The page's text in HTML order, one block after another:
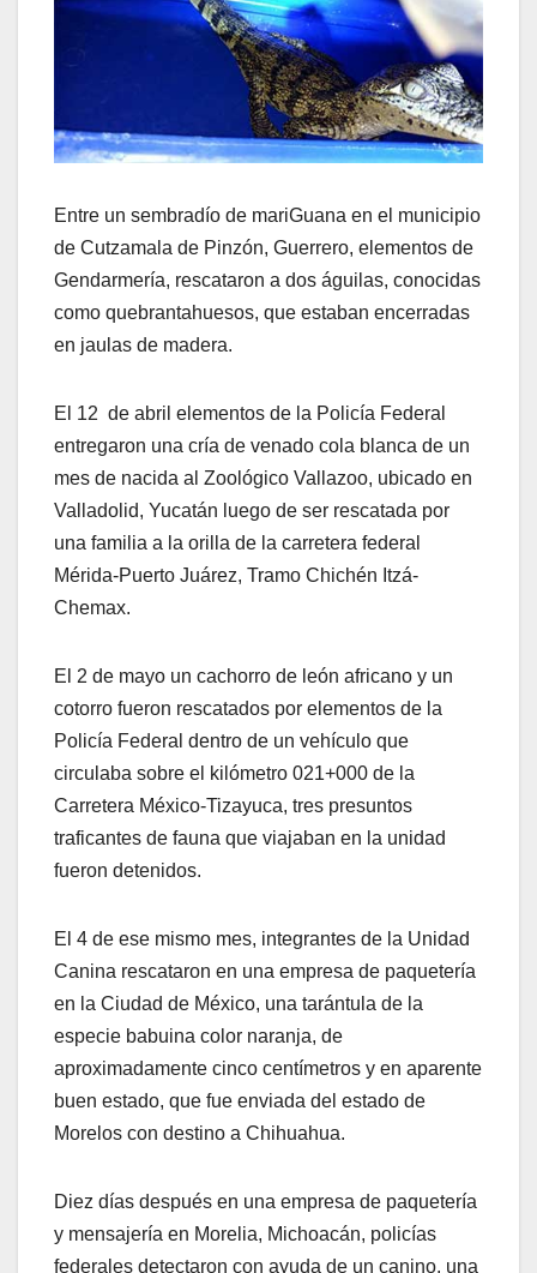
Entre un sembradío de mariGuana en el municipio
de Cutzamala de Pinzón, Guerrero, elementos de
Gendarmería, rescataron a dos águilas, conocidas
como quebrantahuesos, que estaban encerradas
en jaulas de madera.
El 12 de abril elementos de la Policía Federal
entregaron una cría de venado cola blanca de un
mes de nacida al Zoológico Vallazoo, ubicado en
Valladolid, Yucatán luego de ser rescatada por
una familia a la orilla de la carretera federal
Mérida-Puerto Juárez, Tramo Chichén Itzá-
Chemax.
El 2 de mayo un cachorro de león africano y un
cotorro fueron rescatados por elementos de la
Policía Federal dentro de un vehículo que
circulaba sobre el kilómetro 021+000 de la
Carretera México-Tizayuca, tres presuntos
traficantes de fauna que viajaban en la unidad
fueron detenidos.
El 4 de ese mismo mes, integrantes de la Unidad
Canina rescataron en una empresa de paquetería
en la Ciudad de México, una tarántula de la
especie babuina color naranja, de
aproximadamente cinco centímetros y en aparente
buen estado, que fue enviada del estado de
Morelos con destino a Chihuahua.
Diez días después en una empresa de paquetería
y mensajería en Morelia, Michoacán, policías
federales detectaron con ayuda de un canino, una